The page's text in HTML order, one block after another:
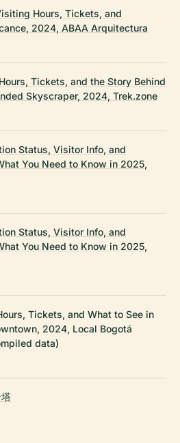
Hours, Tickets, and
2024, ABAA Arquitectura
Tickets, and the Story Behind
Skyscraper, 2024, Trek.zone
Status, Visitor Info, and
You Need to Know in 2025,
Status, Visitor Info, and
You Need to Know in 2025,
Tickets, and What to See in
2024, Local Bogotá
data)